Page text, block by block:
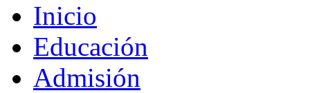
Inicio
Educación
Admisión